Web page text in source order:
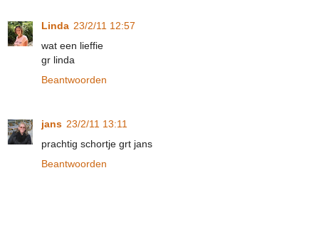
Linda 23/2/11 12:57
wat een lieffie
gr linda
Beantwoorden
jans 23/2/11 13:11
prachtig schortje grt jans
Beantwoorden